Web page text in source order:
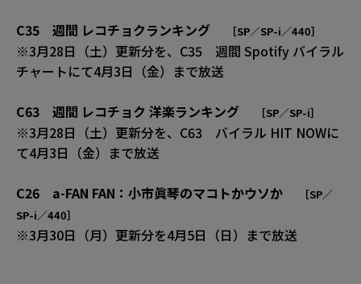
C35 週間 レコチョクランキング ［SP／SP-i／440］
※3月28日（土）更新分を、C35 週間 Spotify バイラル
チャートにて4月3日（金）まで放送
C63 週間 レコチョク 洋楽ランキング ［SP／SP-i］
※3月28日（土）更新分を、C63 バイラル HIT NOWに
て4月3日（金）まで放送
C26 a-FAN FAN：小市眞琴のマコトかウソか
［SP／
SP-i／440］
※3月30日（月）更新分を4月5日（日）まで放送